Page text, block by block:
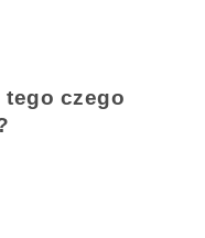
tego czego